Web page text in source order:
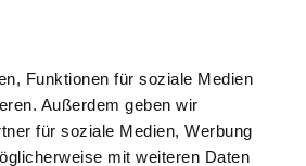
Funktionen für soziale Medien
Außerdem geben wir
für soziale Medien, Werbung
mit weiteren Daten